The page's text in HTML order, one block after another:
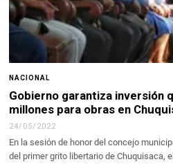
NACIONAL
Gobierno garantiza inversión
millones para obras en
24/05/2022
En la sesión de honor del concejo
del primer grito libertario de Chuquisaca,